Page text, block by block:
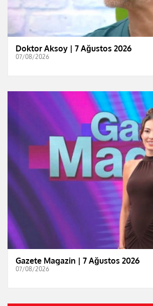
Doktor Aksoy | 7 Ağustos 2026
07/08/2026
Gazete Magazin | 7 Ağustos 2026
07/08/2026